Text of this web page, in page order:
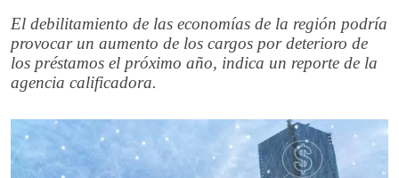
El debilitamiento de las economías de la región podría
provocar un aumento de los cargos por deterioro de
los préstamos el próximo año, indica un reporte de la
agencia calificadora.